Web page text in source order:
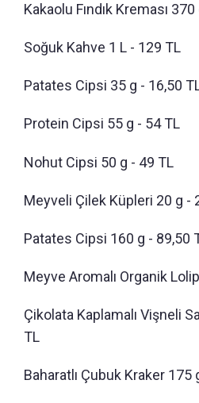
Kakaolu Fındık Kreması
Soğuk Kahve 1 L - 129 TL
Patates Cipsi 35 g - 16,50
Protein Cipsi 55 g - 54 TL
Nohut Cipsi 50 g - 49 TL
Meyveli Çilek Küpleri 20 g -
Patates Cipsi 160 g - 89,50
Meyve Aromalı Organik
Çikolata Kaplamalı Vişneli
TL
Baharatlı Çubuk Kraker 175